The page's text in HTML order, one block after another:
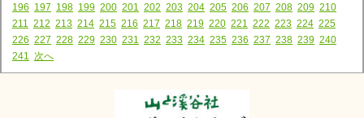
196 197 198 199 200 201 202 203 204 205 206 207 208 209 210
211
212 213 214 215 216 217 218 219 220 221 222 223 224 225
226 227 228 229 230 231 232 233 234 235 236 237 238 239 240
241
次へ